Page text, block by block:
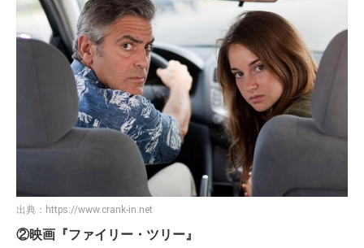
出典： https://www.crank-in.net
②映画『ファイリー・ツリー』